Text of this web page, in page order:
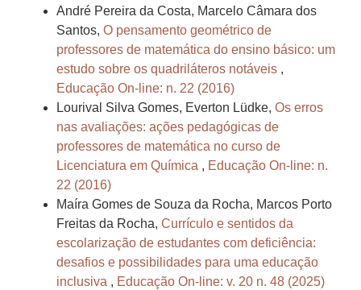
André Pereira da Costa, Marcelo Câmara dos
Santos, O pensamento geométrico de
professores de matemática do ensino básico: um
estudo sobre os quadriláteros notáveis ,
Educação On-line: n. 22 (2016)
Lourival Silva Gomes, Everton Lüdke, Os erros
nas avaliações: ações pedagógicas de
professores de matemática no curso de
Licenciatura em Química , Educação On-line: n.
22 (2016)
Maíra Gomes de Souza da Rocha, Marcos Porto
Freitas da Rocha, Currículo e sentidos da
escolarização de estudantes com deficiência:
desafios e possibilidades para uma educação
inclusiva , Educação On-line: v. 20 n. 48 (2025)